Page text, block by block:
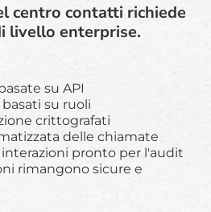
centro contatti richiede
livello enterprise.
su API
su ruoli
crittografati
delle chiamate
pronto per l'audit
rimangono sicure e